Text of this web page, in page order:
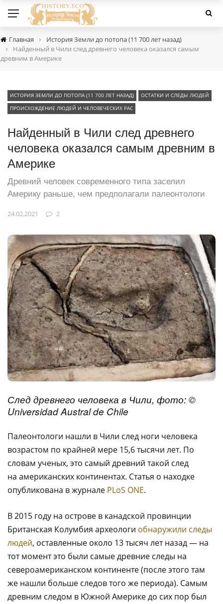
Главная › История Земли до потопа (11 700 лет назад)
›
Найденный в Чили след древнего человека оказался самым
древним в Америке
ИСТОРИЯ ЗЕМЛИ ДО ПОТОПА (11 700 ЛЕТ НАЗАД)
ОСТАТКИ И СЛЕДЫ ЛЮДЕЙ
ПРОИСХОЖДЕНИЕ ЛЮДЕЙ И ЧЕЛОВЕЧЕСКИХ РАС
Найденный в Чили след древнего
человека оказался самым древним в
Америке
Древний человек современного типа заселил
Америку раньше, чем предполагали палеонтологи
24.02.2021 2
След древнего человека в Чили, фото: ©
Universidad Austral de Chile
Палеонтологи нашли в Чили след ноги человека
возрастом по крайней мере 15,6 тысячи лет. По
словам ученых, это самый древний такой след
на американских континентах. Статья о находке
опубликована в журнале PLoS ONE.
В 2015 году на острове в канадской провинции
Британская Колумбия археологи обнаружили следы
людей, оставленные около 13 тысяч лет назад — на
тот момент это были самые древние следы на
североамериканском континенте (после этого там
же нашли больше следов того же периода). Самым
древним следом в Южной Америке до сих пор был